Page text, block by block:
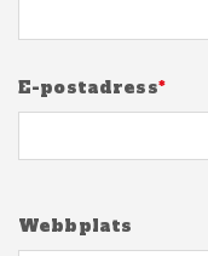
E-postadress*
Webbplats